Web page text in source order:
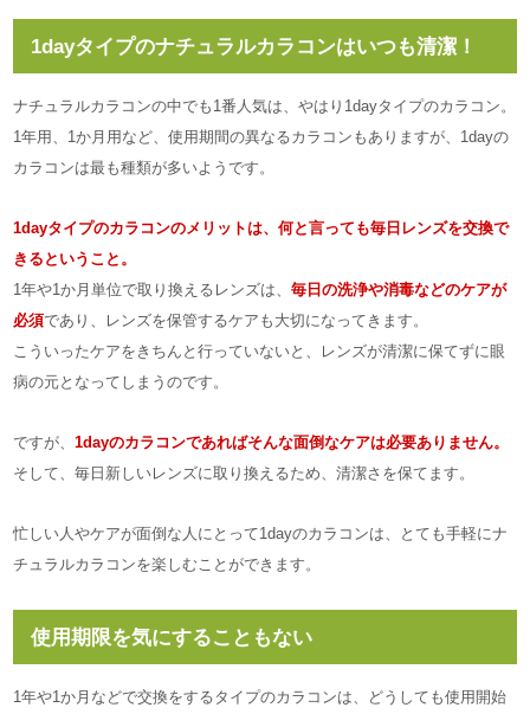
1dayタイプのナチュラルカラコンはいつも清潔！
ナチュラルカラコンの中でも1番人気は、やはり1dayタイプのカラコン。
1年用、1か月用など、使用期間の異なるカラコンもありますが、1dayの
カラコンは最も種類が多いようです。
1dayタイプのカラコンのメリットは、何と言っても毎日レンズを交換で
きるということ。
1年や1か月単位で取り換えるレンズは、毎日の洗浄や消毒などのケアが
必須であり、レンズを保管するケアも大切になってきます。
こういったケアをきちんと行っていないと、レンズが清潔に保てずに眼
病の元となってしまうのです。
ですが、1dayのカラコンであればそんな面倒なケアは必要ありません。
そして、毎日新しいレンズに取り換えるため、清潔さを保てます。
忙しい人やケアが面倒な人にとって1dayのカラコンは、とても手軽にナ
チュラルカラコンを楽しむことができます。
使用期限を気にすることもない
1年や1か月などで交換をするタイプのカラコンは、どうしても使用開始